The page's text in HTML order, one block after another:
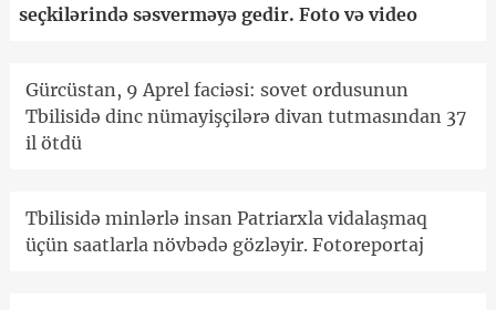
seçkilərində səsverməyə gedir. Foto və video
Gürcüstan, 9 Aprel faciəsi: sovet ordusunun
Tbilisidə dinc nümayişçilərə divan tutmasından 37
il ötdü
Tbilisidə minlərlə insan Patriarxla vidalaşmaq
üçün saatlarla növbədə gözləyir. Fotoreportaj